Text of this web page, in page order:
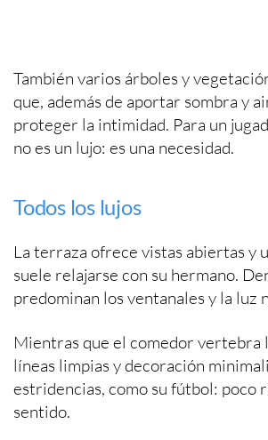
También varios árboles y
que, además de aportar sombra y
proteger la intimidad. Para un
no es un lujo: es una necesidad.
Todos los lujos
La terraza ofrece vistas abiertas y
suele relajarse con su hermano.
predominan los ventanales y la luz
Mientras que el comedor vertebra
líneas limpias y decoración
estridencias, como su fútbol: poco
sentido.